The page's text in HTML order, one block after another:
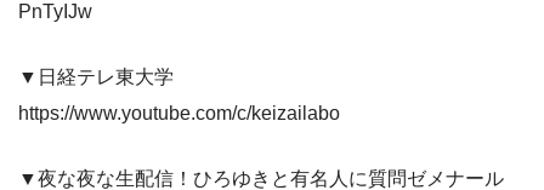
PnTyIJw
▼日経テレ東大学
https://www.youtube.com/c/keizailabo
▼夜な夜な生配信！ひろゆきと有名人に質問ゼメナール